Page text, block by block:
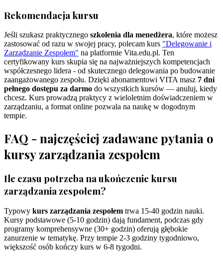
Rekomendacja kursu
Jeśli szukasz praktycznego szkolenia dla menedżera, które możesz
zastosować od razu w swojej pracy, polecam kurs "Delegowanie i
Zarządzanie Zespołem" na platformie Vita.edu.pl. Ten
certyfikowany kurs skupia się na najważniejszych kompetencjach
współczesnego lidera - od skutecznego delegowania po budowanie
zaangażowanego zespołu. Dzięki abonamentowi VITA masz 7 dni
pełnego dostępu za darmo do wszystkich kursów — anuluj, kiedy
chcesz. Kurs prowadzą praktycy z wieloletnim doświadczeniem w
zarządzaniu, a format online pozwala na naukę w dogodnym
tempie.
FAQ - najczęściej zadawane pytania o
kursy zarządzania zespołem
Ile czasu potrzeba na ukończenie kursu
zarządzania zespołem?
Typowy kurs zarządzania zespołem trwa 15-40 godzin nauki.
Kursy podstawowe (5-10 godzin) dają fundament, podczas gdy
programy komprehensywne (30+ godzin) oferują głębokie
zanurzenie w tematykę. Przy tempie 2-3 godziny tygodniowo,
większość osób kończy kurs w 6-8 tygodni.